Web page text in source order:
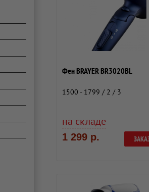
Фен BRAYER BR3020BL
1500 - 1799 / 2 / 3
на складе
1 299 р.